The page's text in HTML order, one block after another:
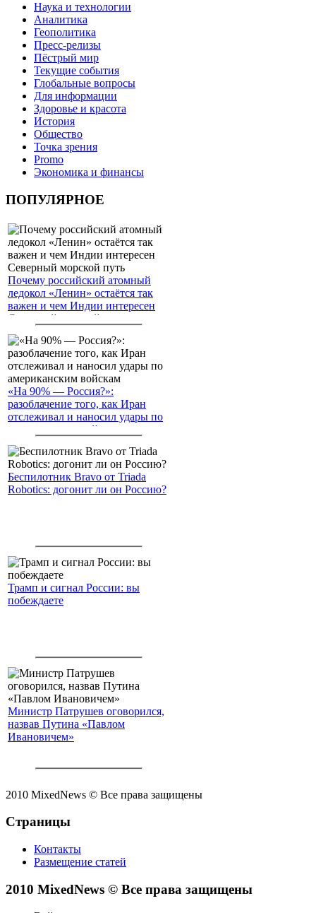
Наука и технологии
Аналитика
Геополитика
Пресс-релизы
Пёстрый мир
Текущие события
Глобальные вопросы
Для информации
Здоровье и красота
История
Общество
Точка зрения
Promo
Экономика и финансы
ПОПУЛЯРНОЕ
Почему российский атомный
ледокол «Ленин» остаётся так
важен и чем Индии интересен
Северный морской путь
«На 90% — Россия?»:
разоблачение того, как Иран
отслеживал и наносил удары по
американским войскам
Беспилотник Bravo от Triada
Robotics: догонит ли он Россию?
Трамп и сигнал России: вы
побеждаете
Министр Патрушев оговорился,
назвав Путина «Павлом
Ивановичем»
2010 MixedNews © Все права защищены
Страницы
Контакты
Размещение статей
2010 MixedNews © Все права защищены